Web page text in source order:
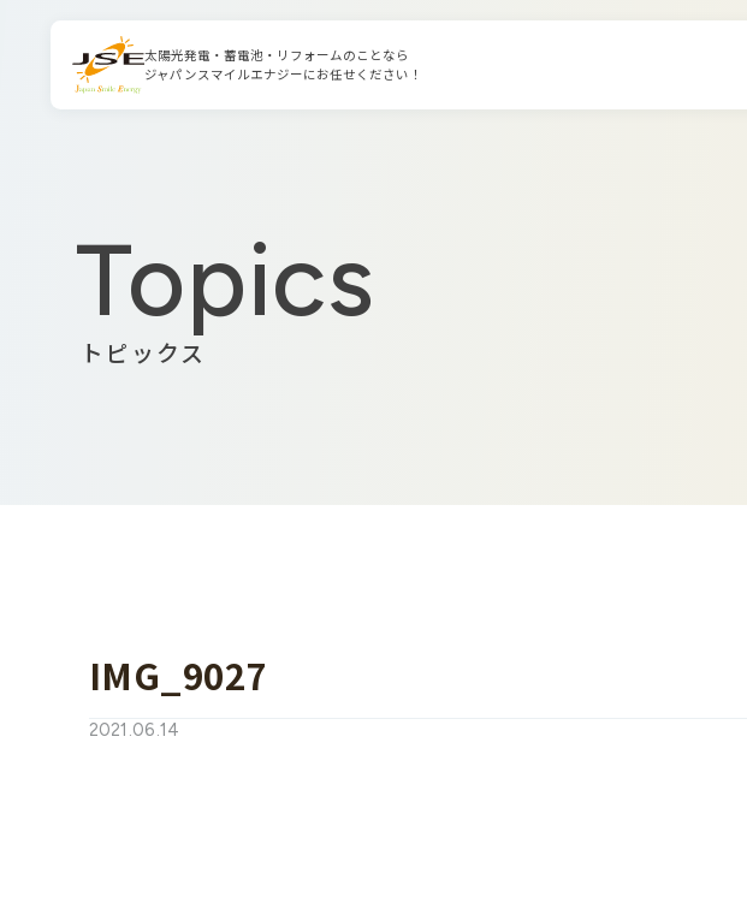
太陽光発電・蓄電池・リフォームのことなら
ジャパンスマイルエナジーにお任せください！
Topics
トピックス
IMG_9027
2021.06.14